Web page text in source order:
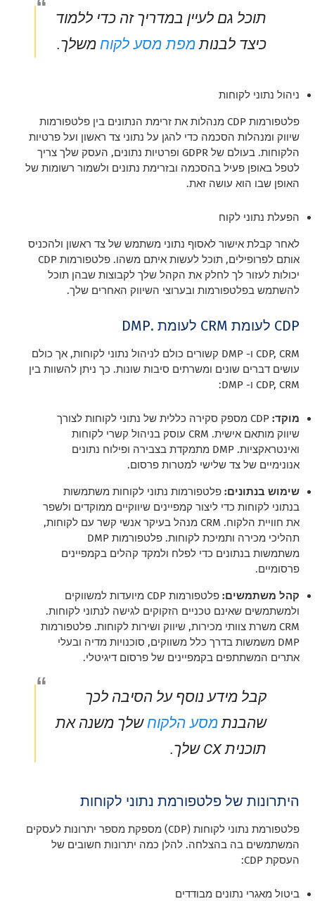
תוכל גם לעיין במדריך זה כדי ללמוד
כיצד לבנותמפת מסע לקוח משלך.
ניהול נתוני לקוחות
פלטפורמות CDP מנהלות את זרימת הנתונים בין פלטפורמות
שיווק ומנהלות הסכמה כדי להגן על נתוני צד ראשון ועל פרטיות
הלקוחות. בעולם של GDPR ופרטיות נתונים, העסק שלך צריך
לטפל באופן פעיל בהסכמה ובזרימת נתונים ולשמור רשומות של
האופן שבו הוא עושה זאת.
הפעלת נתוני לקוח
לאחר קבלת אישור לאסוף נתוני משתמש של צד ראשון ולהכניס
אותם לפרופילים, תוכל לעשות איתם משהו. פלטפורמות CDP
יכולות לעזור לך לחלק את הקהל שלך לקבוצות שבהן תוכל
להשתמש בפלטפורמות ובערוצי השיווק האחרים שלך.
CDP לעומת CRM לעומת .DMP
CDP, CRM ו- DMP קשורים כולם לניהול נתוני לקוחות, אך כולם
עושים דברים שונים ומשרתים סיבות שונות. כך ניתן להשוות בין
CDP, CRM ו- DMP:
מוקד:
CDP מספק סקירה כללית של נתוני לקוחות לצורך
שיווק מותאם אישית. CRM עוסק בניהול קשרי לקוחות
ואינטראקציות. DMP מתמקדת בצבירה ופילוח נתונים
אנונימיים של צד שלישי למטרות פרסום.
שימוש בנתונים: פלטפורמות נתוני לקוחות משתמשות
בנתוני לקוחות כדי ליצור קמפיינים שיווקיים ממוקדים ולשפר
את חוויית הלקוח. CRM מנהל בעיקר אנשי קשר עם לקוחות,
תהליכי מכירה ותמיכת לקוחות. פלטפורמות DMP
משתמשות בנתונים כדי לפלח ולמקד קהלים בקמפיינים
פרסומיים.
קהל משתמשים:
פלטפורמות CDP מיועדות למשווקים
ולמשתמשים שאינם טכניים הזקוקים לגישה לנתוני לקוחות.
CRM משרת צוותי מכירות, שיווק ושירות לקוחות. פלטפורמות
DMP משמשות בדרך כלל משווקים, סוכנויות מדיה ובעלי
אתרים המשתתפים בקמפיינים של פרסום דיגיטלי.
קבל מידע נוסף על הסיבה לכך
שהבנתמסע הלקוחשלך משנה את
תוכנית CX שלך.
היתרונות של פלטפורמת נתוני לקוחות
פלטפורמת נתוני לקוחות (CDP) מספקת מספר יתרונות לעסקים
המשתמשים בה בהצלחה. להלן כמה יתרונות חשובים של
העסקת CDP:
ביטול מאגרי נתונים מבודדים